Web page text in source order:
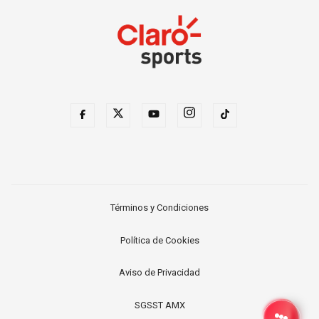
Términos y Condiciones
Política de Cookies
Aviso de Privacidad
SGSST AMX